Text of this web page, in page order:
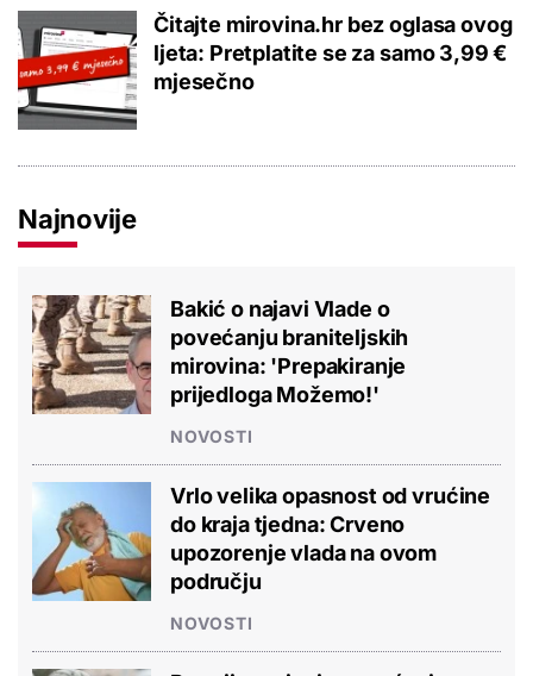
Čitajte mirovina.hr bez oglasa ovog
ljeta: Pretplatite se za samo 3,99 €
mjesečno
Najnovije
Bakić o najavi Vlade o
povećanju braniteljskih
mirovina: 'Prepakiranje
prijedloga Možemo!'
NOVOSTI
Vrlo velika opasnost od vrućine
do kraja tjedna: Crveno
upozorenje vlada na ovom
području
NOVOSTI